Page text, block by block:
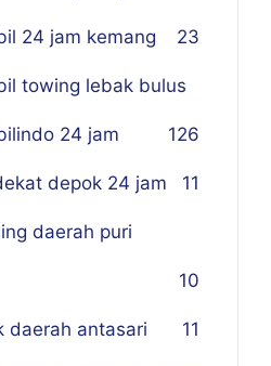
24 jam kemang 23
towing lebak bulus
26
24 jam 1
depok 24 jam 11
daerah puri
10
daerah antasari 11